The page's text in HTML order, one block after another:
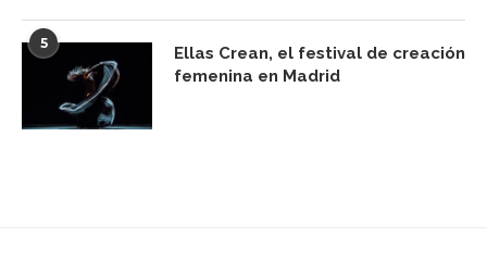
5
Ellas Crean, el festival de creación
femenina en Madrid